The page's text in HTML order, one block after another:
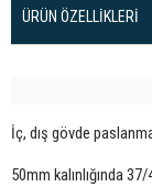
ÜRÜN ÖZELLIKLERI
İç, dış gövde
50mm kalınlığında